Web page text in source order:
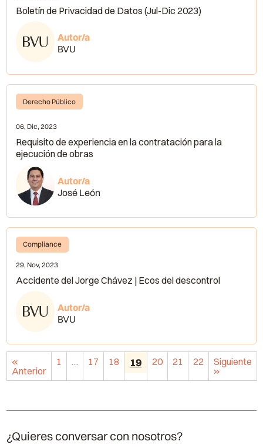
Boletín de Privacidad de Datos (Jul-Dic 2023)
Autor/a
BVU
Derecho Público
06, Dic, 2023
Requisito de experiencia en la contratación para la
ejecución de obras
Autor/a
José León
Compliance
29, Nov, 2023
Accidente del Jorge Chávez | Ecos del descontrol
Autor/a
BVU
«
Anterior
1 … 17 18 19 20 21 22
Siguiente
»
¿Quieres conversar con nosotros?